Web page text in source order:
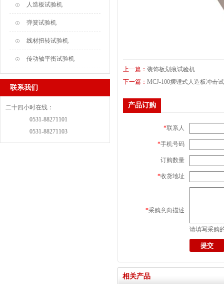
上一篇： 装饰板划痕试验机
下一篇： MCJ-100摆锤式人造板冲击
产品订购
*联系人
*手机号码
订购数量
*收货地址
*采购意向描述
请填写采购
相关产品
人造板试验机
弹簧试验机
线材扭转试验机
传动轴平衡试验机
联系我们
二十四小时在线：
0531-88271101
0531-88271103